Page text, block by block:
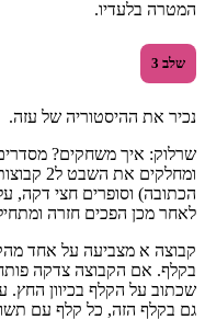
המטרה בלעדיו.
שלב 3
נכיר את ההיסטוריה של עזה.
ומחלקים
הכתובה) וסופרים חצי דקה,
לאחר מכן הפכים חזרה
קבוצה א מצביעה על אחד
בקלף. אם הקבוצה צדקה
שכתוב על הקלף בכיוון החץ.
גם בקלף הזה, כל קלף עם